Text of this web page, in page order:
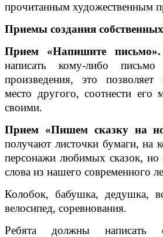
прочитанным художественным
Приемы создания собственных
Прием «Напишите письмо».
написать кому-либо
произведения, это позволяет
место другого, соотнести его
своими.
Прием «Пишем сказку на
получают листочки бумаги, на
персонажи любимых сказок,
слова из нашего современного
Колобок, бабушка, дедушка,
велосипед, соревнования.
Ребята должны написать